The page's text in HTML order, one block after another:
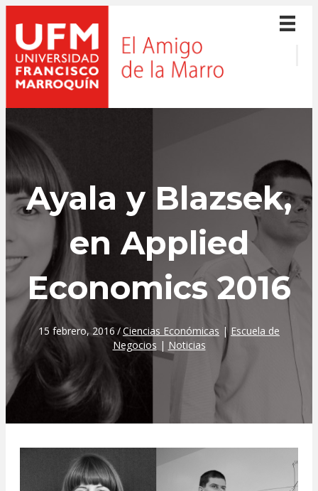
Ayala y Blazsek,
en Applied
Economics 2016
15 febrero, 2016 /Ciencias Económicas | Escuela de
Negocios | Noticias